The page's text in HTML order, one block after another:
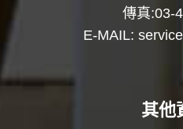
傳真:03-
E-MAIL:
其他